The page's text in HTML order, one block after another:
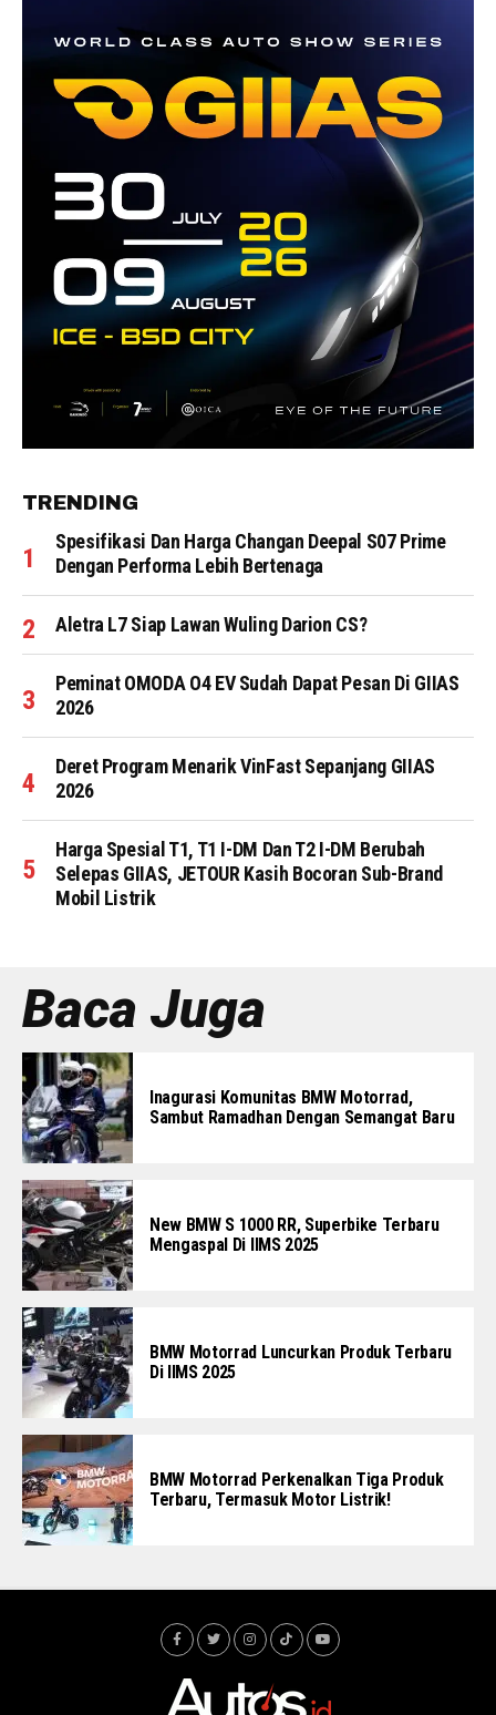
TRENDING
Spesifikasi Dan Harga Changan Deepal S07 Prime
Dengan Performa Lebih Bertenaga
Aletra L7 Siap Lawan Wuling Darion CS?
Peminat OMODA O4 EV Sudah Dapat Pesan Di GIIAS
2026
Deret Program Menarik VinFast Sepanjang GIIAS
2026
Harga Spesial T1, T1 I-DM Dan T2 I-DM Berubah
Selepas GIIAS, JETOUR Kasih Bocoran Sub-Brand
Mobil Listrik
Baca Juga
Inagurasi Komunitas BMW Motorrad,
Sambut Ramadhan Dengan Semangat Baru
New BMW S 1000 RR, Superbike Terbaru
Mengaspal Di IIMS 2025
BMW Motorrad Luncurkan Produk Terbaru
Di IIMS 2025
BMW Motorrad Perkenalkan Tiga Produk
Terbaru, Termasuk Motor Listrik!